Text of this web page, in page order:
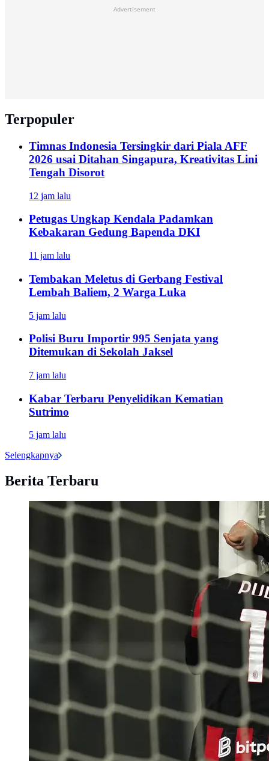
Advertisement
Terpopuler
Timnas Indonesia Tersingkir dari Piala AFF
2026 usai Ditahan Singapura, Kreativitas Lini
Tengah Disorot
12 jam lalu
Petugas Ungkap Kendala Padamkan
Kebakaran Gedung Bapenda DKI
11 jam lalu
Tembakan Meletus di Gerbang Festival
Lembah Baliem, 2 Warga Luka
5 jam lalu
Polisi Buru Importir 995 Senjata yang
Ditemukan di Sekolah Jaksel
7 jam lalu
Kabar Terbaru Penyelidikan Kematian
Sutrimo
5 jam lalu
Selengkapnya
Berita Terbaru